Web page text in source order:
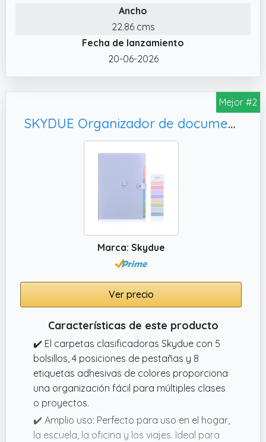
✔️ TEN EN CUENTA: La iluminación de la
fotografía y la configuración de tu pantalla
pueden causar pequeñas diferencias de
color. Todos los productos están sujetos a
Ancho
22.86 cms
Fecha de lanzamiento
20-06-2026
Mejor #2
SKYDUE Organizador de documentos, negocios (morado)
Marca: Skydue
Ver precio
Características de este producto
✔️ El carpetas clasificadoras Skydue con 5
bolsillos, 4 posiciones de pestañas y 8
etiquetas adhesivas de colores proporciona
una organización fácil para múltiples clases
o proyectos.
✔️ Amplio uso: Perfecto para uso en el hogar,
la escuela, la oficina y los viajes. Ideal para